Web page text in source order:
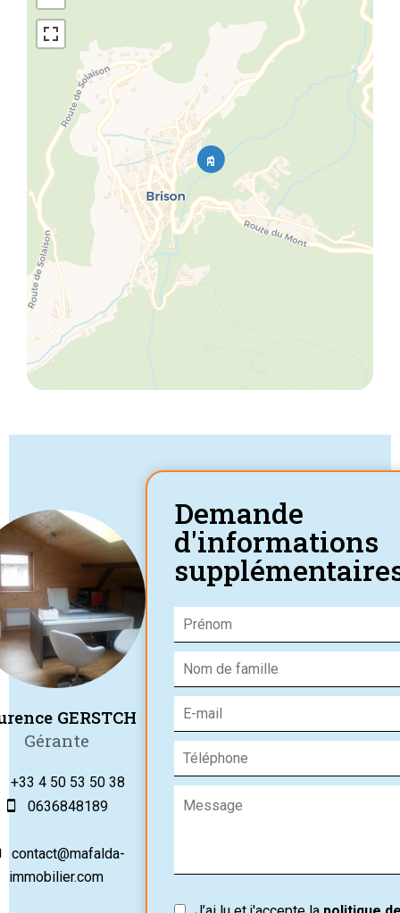
GERSTCH
Gérante
+33 4 50 53 50 38
0636848189
contact@mafalda-
immobilier.com
Demande
d'informations